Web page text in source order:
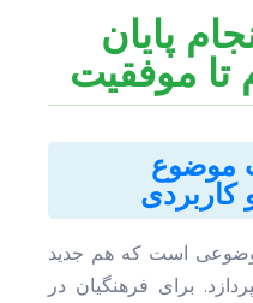
پایان
تا موفقیت
موضوع
کاربردی
است که هم جدید
برای فرهنگیان در